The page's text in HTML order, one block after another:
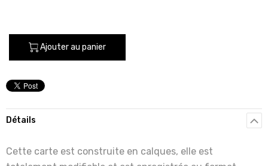
Ajouter au panier
Détails
Cette carte est construite en calques, elle est